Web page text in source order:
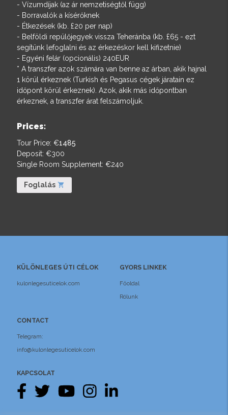
- Vízumdíjak (az ár nemzetiségtől függ)
- Borravalók a kísérőknek
- Étkezések (kb. £20 per nap)
- Belföldi repülőjegyek vissza Teheránba (kb. £65 - ezt
segítünk lefoglalni és az érkezéskor kell kifizetnie)
- Egyéni felár (opcionális) 240EUR
* A transzfer azok számára van benne az árban, akik hajnal
1 körül érkeznek (Turkish és Pegasus cégek járatain ez
időpont körül érkeznek). Azok, akik más időpontban
érkeznek, a transzfer árat felszámoljuk.
Prices:
Tour Price: €1485
Deposit: €300
Single Room Supplement: €240
Foglalás shopping_cart
KÜLÖNLEGES ÚTI CÉLOK
kulonlegesuticelok.com
GYORS LINKEK
Főoldal
Rólunk
CONTACT
Telegram:
info@kulonlegesuticelok.com
KAPCSOLAT